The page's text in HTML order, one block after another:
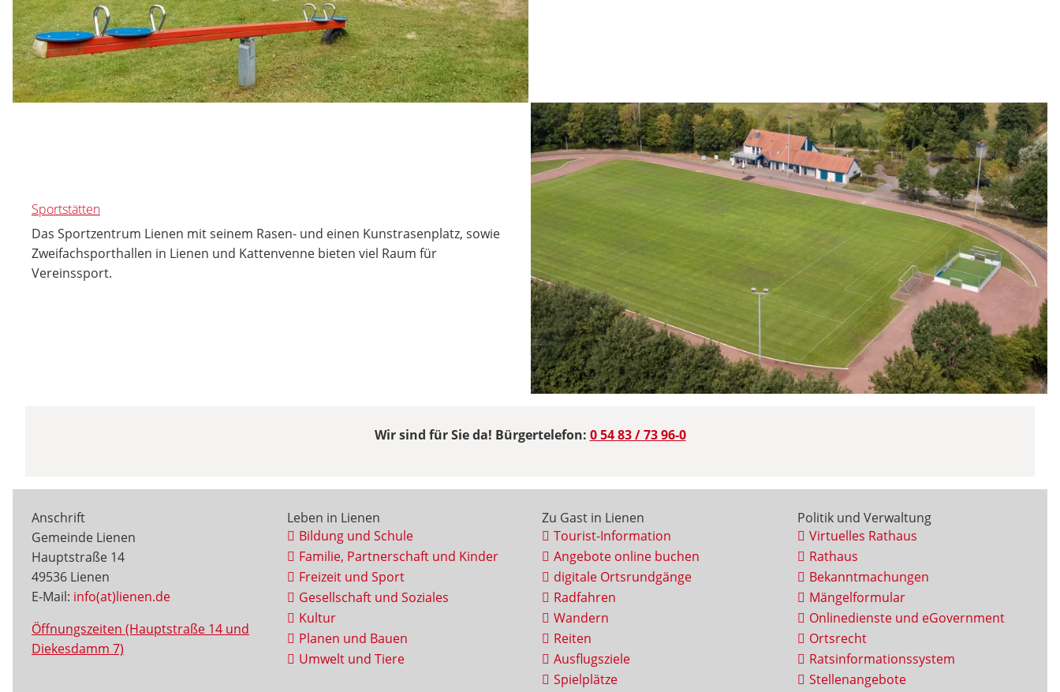
Sportstätten
Das Sportzentrum Lienen mit seinem Rasen- und einen Kunstrasenplatz, sowie
Zweifachsporthallen in Lienen und Kattenvenne bieten viel Raum für
Vereinssport.
Wir sind für Sie da! Bürgertelefon: 0 54 83 / 73 96-0
Anschrift
Gemeinde Lienen
Hauptstraße 14
49536 Lienen
E-Mail: info(at)lienen.de
Öffnungszeiten (Hauptstraße 14 und
Diekesdamm 7)
Leben in Lienen
Bildung und Schule
Familie, Partnerschaft und Kinder
Freizeit und Sport
Gesellschaft und Soziales
Kultur
Planen und Bauen
Umwelt und Tiere
Zu Gast in Lienen
Tourist-Information
Angebote online buchen
digitale Ortsrundgänge
Radfahren
Wandern
Reiten
Ausflugsziele
Spielplätze
Politik und Verwaltung
Virtuelles Rathaus
Rathaus
Bekanntmachungen
Mängelformular
Onlinedienste und eGovernment
Ortsrecht
Ratsinformationssystem
Stellenangebote